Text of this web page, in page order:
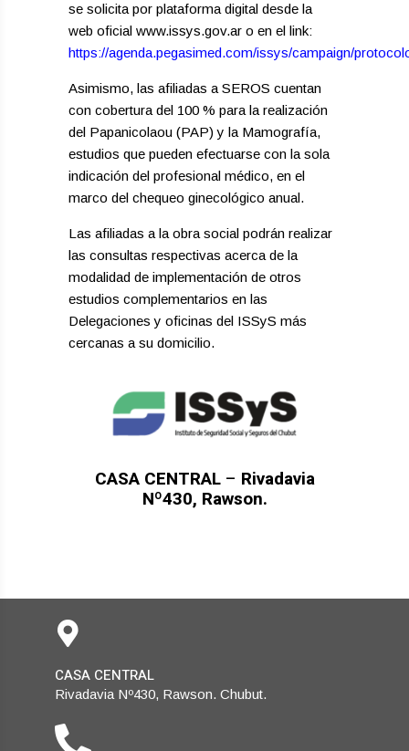
se solicita por plataforma digital desde la
web oficial www.issys.gov.ar o en el link:
https://agenda.pegasimed.com/issys/campaign/
Asimismo, las afiliadas a SEROS cuentan
con cobertura del 100 % para la realización
del Papanicolaou (PAP) y la Mamografía,
estudios que pueden efectuarse con la sola
indicación del profesional médico, en el
marco del chequeo ginecológico anual.
Las afiliadas a la obra social podrán realizar
las consultas respectivas acerca de la
modalidad de implementación de otros
estudios complementarios en las
Delegaciones y oficinas del ISSyS más
cercanas a su domicilio.
CASA CENTRAL– Rivadavia
Nº430, Rawson.
CASA CENTRAL
Rivadavia Nº430, Rawson. Chubut.